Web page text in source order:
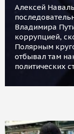
Алексей
Владимира
коррупцией,
Полярным
отбывал там
политических